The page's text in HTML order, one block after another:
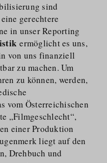
sind
gerechtere
in unser Reporting
ermöglicht es uns,
von uns finanziell
zu machen. Um
zu können, werden,
vom Österreichischen
„Filmgeschlecht“,
einer Produktion
liegt auf den
Drehbuch und